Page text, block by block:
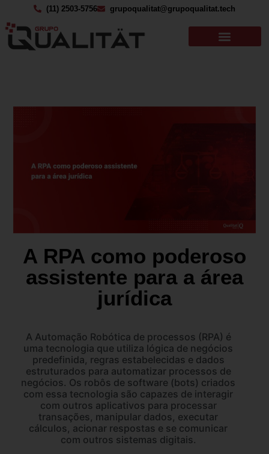
(11) 2503-5756 grupoqualitat@grupoqualitat.tech
A RPA como poderoso
assistente para a área
jurídica
A Automação Robótica de processos (RPA) é
uma tecnologia que utiliza lógica de negócios
predefinida, regras estabelecidas e dados
estruturados para automatizar processos de
negócios. Os robôs de software (bots) criados
com essa tecnologia são capazes de interagir
com outros aplicativos para processar
transações, manipular dados, executar
cálculos, acionar respostas e se comunicar
com outros sistemas digitais.